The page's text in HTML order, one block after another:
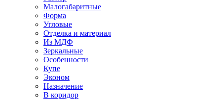
Малогабаритные
Форма
Угловые
Отделка и материал
Из МДФ
Зеркальные
Особенности
Купе
Эконом
Назначение
В коридор